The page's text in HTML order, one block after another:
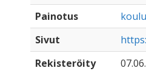
Painotus
Sivut
Rekisteröity